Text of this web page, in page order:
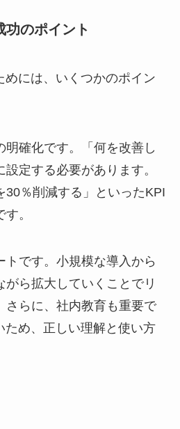
功のポイント
めには、いくつかのポイン
明確化です。「何を改善し
定する必要があります。
30％削減する」といったKPI
。
トです。小規模な導入から
ら拡大していくことでリ
さらに、社内教育も重要で
ため、正しい理解と使い方